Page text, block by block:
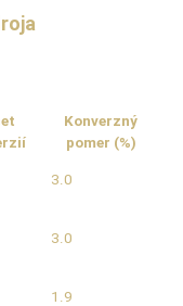
Konverzný
pomer (%)
3.0
3.0
1.9